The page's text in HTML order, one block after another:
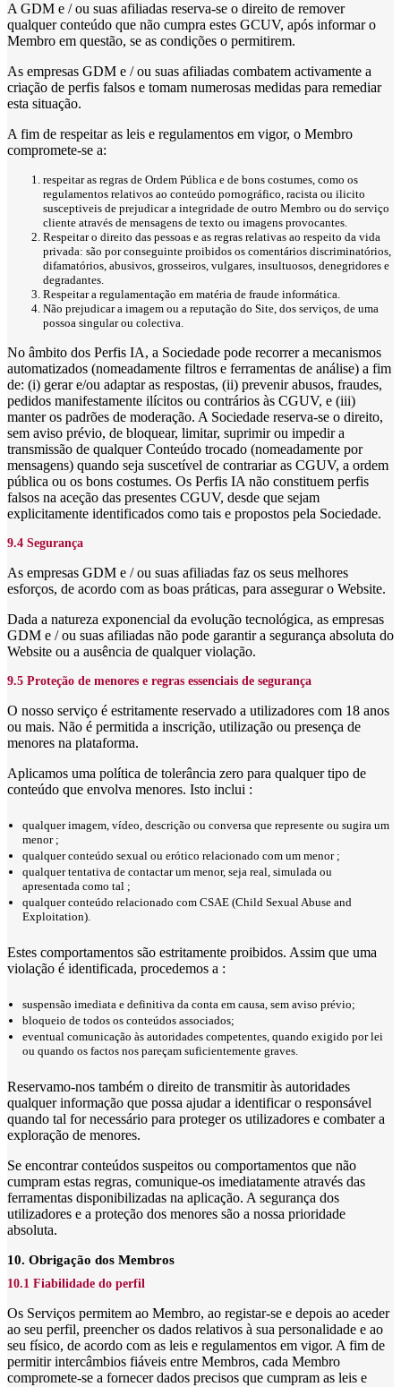
A GDM e / ou suas afiliadas reserva-se o direito de remover
qualquer conteúdo que não cumpra estes GCUV, após informar o
Membro em questão, se as condições o permitirem.
As empresas GDM e / ou suas afiliadas combatem activamente a
criação de perfis falsos e tomam numerosas medidas para remediar
esta situação.
A fim de respeitar as leis e regulamentos em vigor, o Membro
compromete-se a:
respeitar as regras de Ordem Pública e de bons costumes, como os
regulamentos relativos ao conteúdo pornográfico, racista ou ilicito
susceptiveis de prejudicar a integridade de outro Membro ou do serviço
cliente através de mensagens de texto ou imagens provocantes.
Respeitar o direito das pessoas e as regras relativas ao respeito da vida
privada: são por conseguinte proibidos os comentários discriminatórios,
difamatórios, abusivos, grosseiros, vulgares, insultuosos, denegridores e
degradantes.
Respeitar a regulamentação em matéria de fraude informática.
Não prejudicar a imagem ou a reputação do Site, dos serviços, de uma
possoa singular ou colectiva.
No âmbito dos Perfis IA, a Sociedade pode recorrer a mecanismos
automatizados (nomeadamente filtros e ferramentas de análise) a fim
de: (i) gerar e/ou adaptar as respostas, (ii) prevenir abusos, fraudes,
pedidos manifestamente ilícitos ou contrários às CGUV, e (iii)
manter os padrões de moderação. A Sociedade reserva-se o direito,
sem aviso prévio, de bloquear, limitar, suprimir ou impedir a
transmissão de qualquer Conteúdo trocado (nomeadamente por
mensagens) quando seja suscetível de contrariar as CGUV, a ordem
pública ou os bons costumes. Os Perfis IA não constituem perfis
falsos na aceção das presentes CGUV, desde que sejam
explicitamente identificados como tais e propostos pela Sociedade.
9.4 Segurança
As empresas GDM e / ou suas afiliadas faz os seus melhores
esforços, de acordo com as boas práticas, para assegurar o Website.
Dada a natureza exponencial da evolução tecnológica, as empresas
GDM e / ou suas afiliadas não pode garantir a segurança absoluta do
Website ou a ausência de qualquer violação.
9.5 Proteção de menores e regras essenciais de segurança
O nosso serviço é estritamente reservado a utilizadores com 18 anos
ou mais. Não é permitida a inscrição, utilização ou presença de
menores na plataforma.
Aplicamos uma política de tolerância zero para qualquer tipo de
conteúdo que envolva menores. Isto inclui :
qualquer imagem, vídeo, descrição ou conversa que represente ou sugira um
menor ;
qualquer conteúdo sexual ou erótico relacionado com um menor ;
qualquer tentativa de contactar um menor, seja real, simulada ou
apresentada como tal ;
qualquer conteúdo relacionado com CSAE (Child Sexual Abuse and
Exploitation).
Estes comportamentos são estritamente proibidos. Assim que uma
violação é identificada, procedemos a :
suspensão imediata e definitiva da conta em causa, sem aviso prévio;
bloqueio de todos os conteúdos associados;
eventual comunicação às autoridades competentes, quando exigido por lei
ou quando os factos nos pareçam suficientemente graves.
Reservamo-nos também o direito de transmitir às autoridades
qualquer informação que possa ajudar a identificar o responsável
quando tal for necessário para proteger os utilizadores e combater a
exploração de menores.
Se encontrar conteúdos suspeitos ou comportamentos que não
cumpram estas regras, comunique-os imediatamente através das
ferramentas disponibilizadas na aplicação. A segurança dos
utilizadores e a proteção dos menores são a nossa prioridade
absoluta.
10. Obrigação dos Membros
10.1 Fiabilidade do perfil
Os Serviços permitem ao Membro, ao registar-se e depois ao aceder
ao seu perfil, preencher os dados relativos à sua personalidade e ao
seu físico, de acordo com as leis e regulamentos em vigor. A fim de
permitir intercâmbios fiáveis entre Membros, cada Membro
compromete-se a fornecer dados precisos que cumpram as leis e